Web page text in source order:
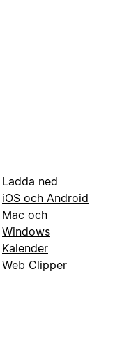
Ladda ned
iOS och Android
Mac och
Windows
Kalender
Web Clipper